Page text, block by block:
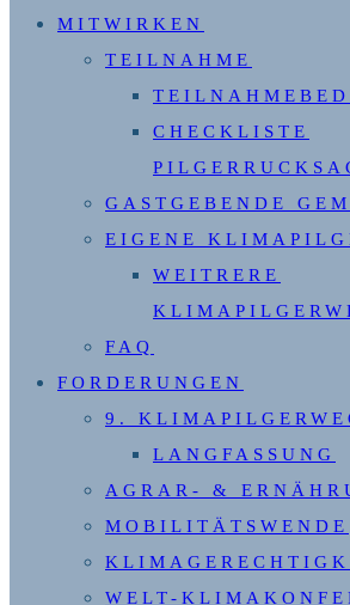
MITWIRKEN
TEILNAHME
CHECKLISTE
GASTGEBENDE
EIGENE
WEITRERE
FAQ
FORDERUNGEN
9.
LANGFASSUNG
AGRAR- &
MOBILITÄTSWENDE
WELT-